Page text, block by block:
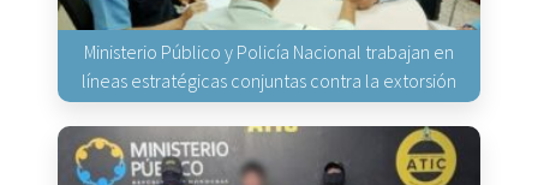
Ministerio Público y Policía Nacional trabajan en
líneas estratégicas conjuntas contra la extorsión